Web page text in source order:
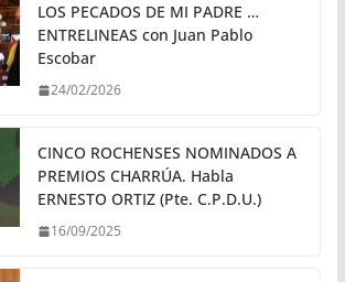
LOS PECADOS DE MI PADRE …
ENTRELINEAS con Juan Pablo
Escobar
24/02/2026
CINCO ROCHENSES NOMINADOS A
PREMIOS CHARRÚA. Habla
ERNESTO ORTIZ (Pte. C.P.D.U.)
16/09/2025